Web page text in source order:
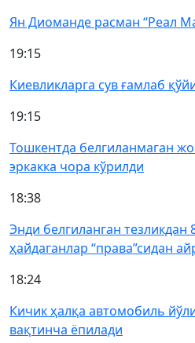
Ян Диоманде расман “Реал
19:15
Киевликларга сув ғамлаб
19:15
Тошкентда белгиланмаган
эркакка чора кўрилди
18:38
Энди белгиланган тезликдан
ҳайдаганлар “права”сидан
18:24
Кичик ҳалқа автомобиль
вақтинча ёпилади